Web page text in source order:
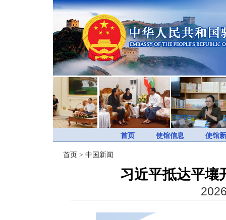
首页 使馆信息 使馆
首页 > 中国新闻
习近平抵达平壤